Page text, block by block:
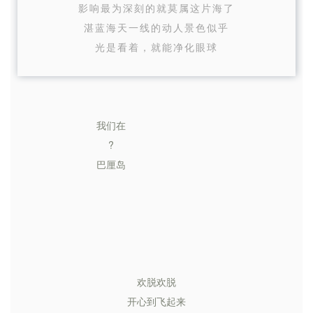
影响最为深刻的就莫属这片海了
湛蓝海天一线的动人景色似乎
光是看着，就能净化眼球
我们在
?
巴厘岛
欢脱欢脱
开心到飞起来